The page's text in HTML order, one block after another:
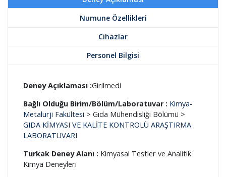
Numune Özellikleri
Cihazlar
Personel Bilgisi
Deney Açıklaması :Girilmedi
Bağlı Olduğu Birim/Bölüm/Laboratuvar : Kimya-
Metalurji Fakültesi > Gıda Mühendisliği Bölümü >
GIDA KİMYASI VE KALİTE KONTROLÜ ARAŞTIRMA
LABORATUVARI
Turkak Deney Alanı : Kimyasal Testler ve Analitik
Kimya Deneyleri